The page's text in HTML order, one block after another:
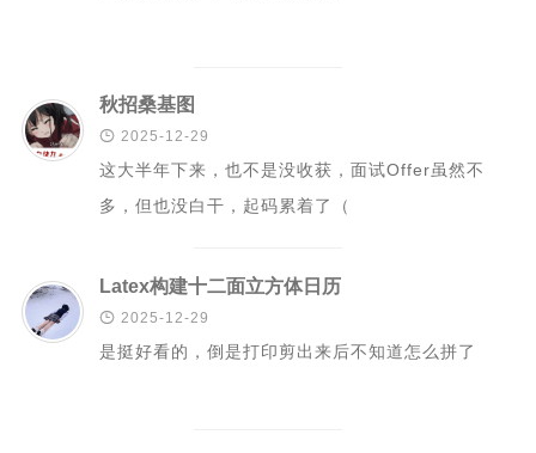
秋招桑基图
 2025-12-29
这大半年下来，也不是没收获，面试Offer虽然不
多，但也没白干，起码累着了（
Latex构建十二面立方体日历
 2025-12-29
是挺好看的，倒是打印剪出来后不知道怎么拼了